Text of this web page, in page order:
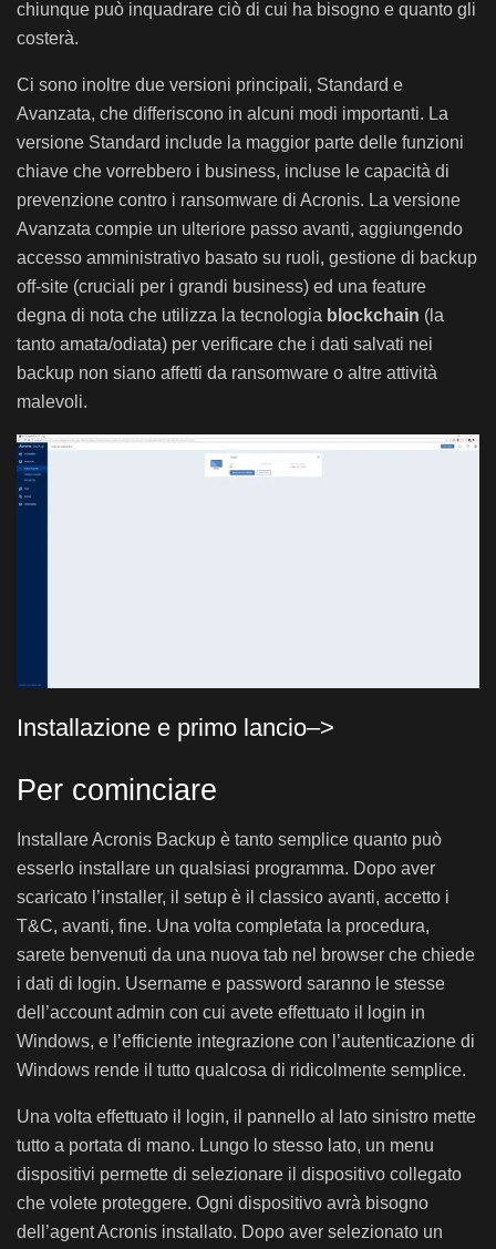
chiunque può inquadrare ciò di cui ha bisogno e quanto gli
costerà.
Ci sono inoltre due versioni principali, Standard e
Avanzata, che differiscono in alcuni modi importanti. La
versione Standard include la maggior parte delle funzioni
chiave che vorrebbero i business, incluse le capacità di
prevenzione contro i ransomware di Acronis. La versione
Avanzata compie un ulteriore passo avanti, aggiungendo
accesso amministrativo basato su ruoli, gestione di backup
off-site (cruciali per i grandi business) ed una feature
degna di nota che utilizza la tecnologia blockchain (la
tanto amata/odiata) per verificare che i dati salvati nei
backup non siano affetti da ransomware o altre attività
malevoli.
Installazione e primo lancio–>
Per cominciare
Installare Acronis Backup è tanto semplice quanto può
esserlo installare un qualsiasi programma. Dopo aver
scaricato l’installer, il setup è il classico avanti, accetto i
T&C, avanti, fine. Una volta completata la procedura,
sarete benvenuti da una nuova tab nel browser che chiede
i dati di login. Username e password saranno le stesse
dell’account admin con cui avete effettuato il login in
Windows, e l’efficiente integrazione con l’autenticazione di
Windows rende il tutto qualcosa di ridicolmente semplice.
Una volta effettuato il login, il pannello al lato sinistro mette
tutto a portata di mano. Lungo lo stesso lato, un menu
dispositivi permette di selezionare il dispositivo collegato
che volete proteggere. Ogni dispositivo avrà bisogno
dell’agent Acronis installato. Dopo aver selezionato un